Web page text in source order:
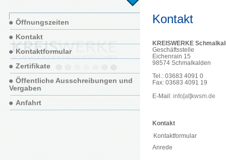
Kontakt
KREISWERKE
Geschäftsstelle
Eichenrain 15
98574 Schmalkalden
Tel.: 03683 4091 0
Fax: 03683 4091 19
E-Mail: info[at]kwsm.de
Kontakt
Kontaktformular
Anrede
Öffnungszeiten
Kontakt
Kontaktformular
Zertifikate
Öffentliche Ausschreibungen und
Vergaben
Anfahrt